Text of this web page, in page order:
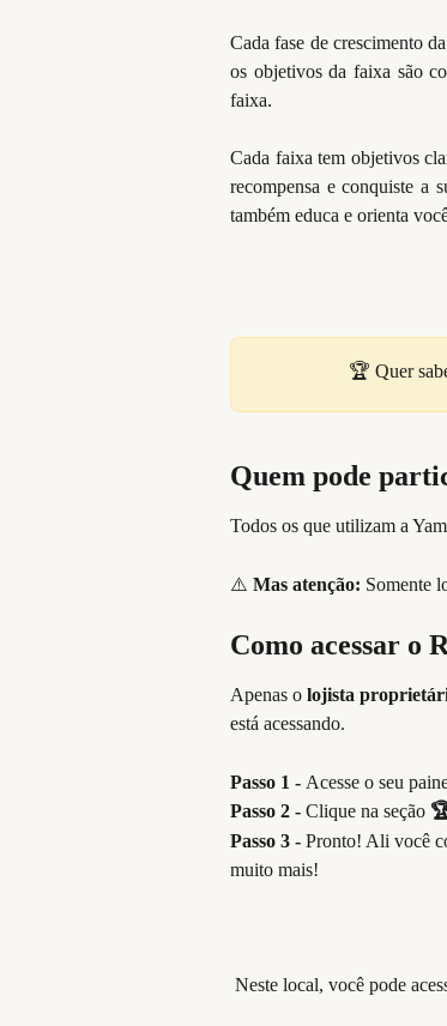
Cada fase de crescimento
os objetivos da faixa são
faixa.
Cada faixa tem objetivos
recompensa e conquiste a
também educa e orienta
🏆 Quer
Quem pode
Todos os que utilizam a
⚠️ Mas atenção: Somente
Como acessar o
Apenas o lojista
está acessando.
Passo 1 - Acesse o seu
Passo 2 - Clique na seção
Passo 3 - Pronto! Ali você
muito mais!
Neste local, você pode